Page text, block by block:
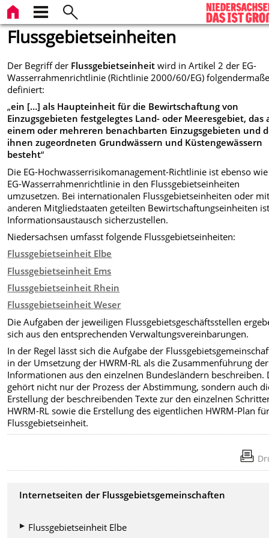
Flussgebietseinheiten
Der Begriff der Flussgebietseinheit wird in Artikel 2 der EG-
Wasserrahmenrichtlinie (Richtlinie 2000/60/EG)
definiert:
„ein […] als Haupteinheit für die Bewirtschaftung von
Einzugsgebieten festgelegtes Land- oder Meeresgebiet, das
einem oder mehreren benachbarten Einzugsgebieten und
ihnen zugeordneten Grundwässern und Küstengewässern
besteht“
Die EG-Hochwasserrisikomanagement-Richtlinie ist ebenso
EG-Wasserrahmenrichtlinie in den Flussgebietseinheiten
umzusetzen. Bei internationalen Flussgebietseinheiten oder
anderen Mitgliedstaaten geteilten Bewirtschaftungseinheiten
Informationsaustausch sicherzustellen.
Niedersachsen umfasst folgende Flussgebietseinheiten:
Flussgebietseinheit Elbe
Flussgebietseinheit Ems
Flussgebietseinheit Rhein
Flussgebietseinheit Weser
Die Aufgaben der jeweiligen Flussgebietsgeschäftsstellen
sich aus den entsprechenden Verwaltungsvereinbarungen.
In der Regel lässt sich die Aufgabe der
in der Umsetzung der HWRM-RL als die Zusammenführung der
Informationen aus den einzelnen Bundesländern beschreiben.
gehört nicht nur der Prozess der Abstimmung, sondern auch
Erstellung der beschreibenden Texte zur den einzelnen
HWRM-RL sowie die Erstellung des eigentlichen HWRM-Plan
Flussgebietseinheit.
Internetseiten der Flussgebietsgemeinschaften
Flussgebietseinheit Elbe